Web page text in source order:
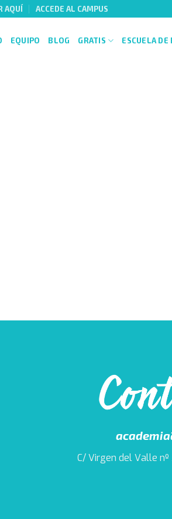
AQUÍ ACCEDE AL CAMPUS
EQUIPO BLOG GRATIS ESCUELA DE
C/ Virgen del Valle nº